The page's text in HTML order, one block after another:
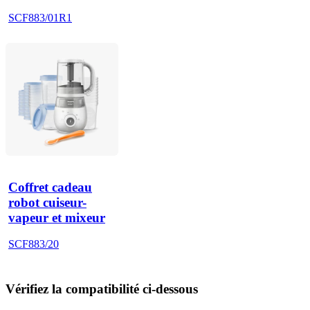
SCF883/01R1
Coffret cadeau
robot cuiseur-
vapeur et mixeur
SCF883/20
Vérifiez la compatibilité ci-dessous